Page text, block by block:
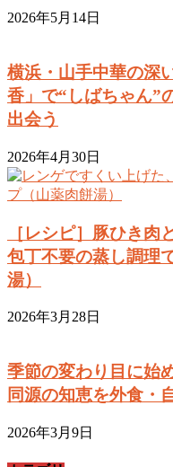
2026年5月14日
横浜・山手中華の深
香」で“しばちゃん”
出会う
2026年4月30日
［レシピ］豚ひき肉
包丁不要の蒸し調理
湯）
2026年3月28日
季節の変わり目に始
同源の知恵を外食・
2026年3月9日